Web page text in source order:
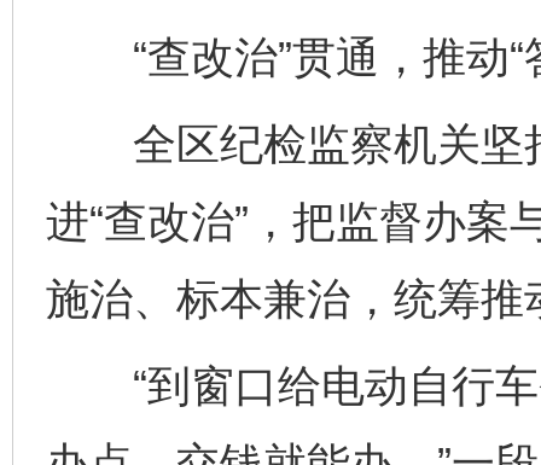
“查改治”贯通，推动“
全区纪检监察机关坚
进“查改治”，把监督办案
施治、标本兼治，统筹
“到窗口给电动自行车